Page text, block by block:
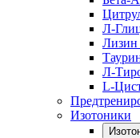
Л-
Лизин
Л-
L-
Изотоники